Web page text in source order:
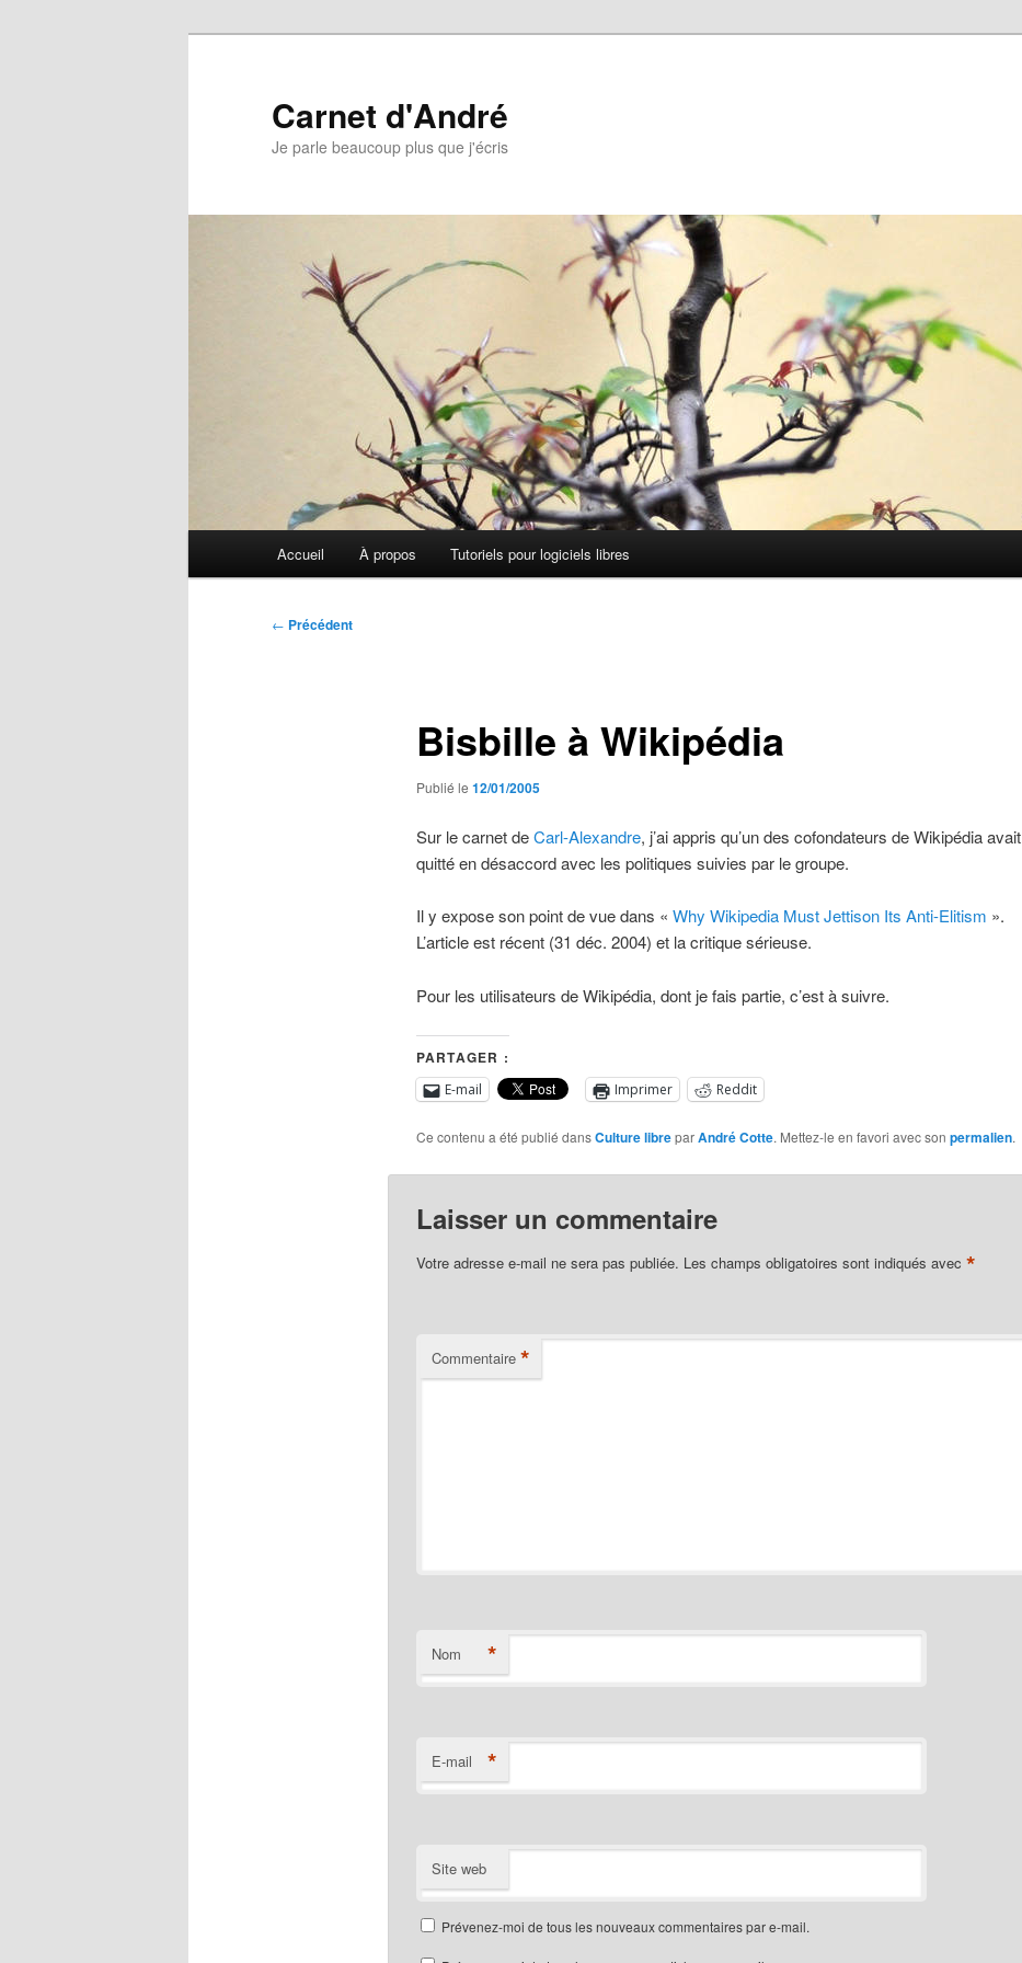
Carnet d'André
Je parle beaucoup plus que j'écris
Accueil À propos Tutoriels pour logiciels libres
Navigation
← Précédent
Bisbille à Wikipédia
Publié le 12/01/2005
Sur le carnet deCarl-Alexandre, j’ai appris qu’un des cofondateurs de Wikipédia avait
quitté en désaccord avec les politiques suivies par le groupe.
Il y expose son point de vue dans « Why Wikipedia Must Jettison Its Anti-Elitism ».
L’article est récent (31 déc. 2004) et la critique sérieuse.
Pour les utilisateurs de Wikipédia, dont je fais partie, c’est à suivre.
PARTAGER :
E-mail Imprimer Reddit
Ce contenu a été publié dansCulture libreparAndré Cotte. Mettez-le en favori avec son permalien.
Laisser un commentaire
Votre adresse e-mail ne sera pas publiée. Les champs obligatoires sont indiqués avec *
Commentaire *
Nom *
E-mail *
Site web
Prévenez-moi de tous les nouveaux commentaires par e-mail.